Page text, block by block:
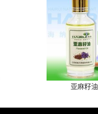
亚麻籽